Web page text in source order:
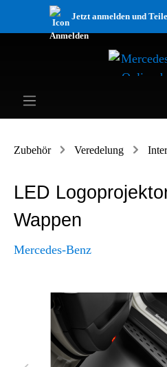
Jetzt anmelden und
Zubehör Veredelung
LED
Wappen
Mercedes-Benz